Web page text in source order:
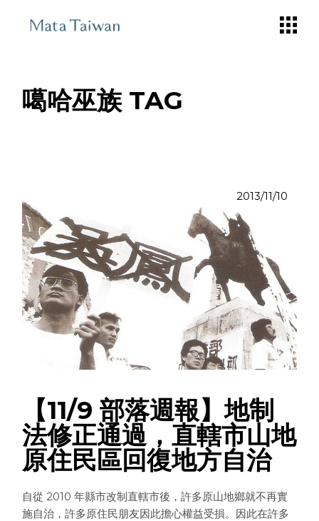
噶哈巫族 TAG
2013/11/10
【11/9 部落週報】地制
法修正通過，直轄市山地
原住民區回復地方自治
自從 2010 年縣市改制直轄市後，許多原山地鄉就不再實
施自治，許多原住民朋友因此擔心權益受損。因此在許多